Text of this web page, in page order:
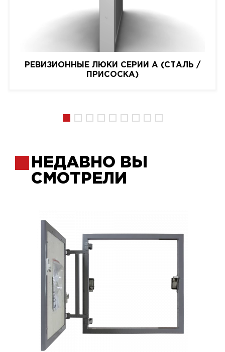
РЕВИЗИОННЫЕ ЛЮКИ СЕРИИ A (СТАЛЬ /
ПРИСОСКА)
НЕДАВНО ВЫ
СМОТРЕЛИ